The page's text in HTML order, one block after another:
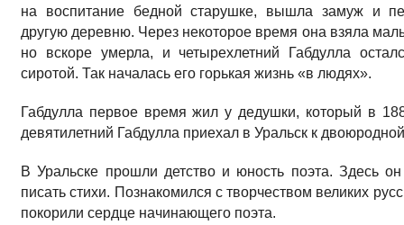
на воспитание бедной старушке, вышла замуж и
другую деревню. Через некоторое время она взяла
но вскоре умерла, и четырехлетний Габдулла
сиротой. Так началась его горькая жизнь «в людях».
Габдулла первое время жил у дедушки, который в
девятилетний Габдулла приехал в Уральск к
В Уральске прошли детство и юность поэта. Здесь
писать стихи. Познакомился с творчеством великих
покорили сердце начинающего поэта.